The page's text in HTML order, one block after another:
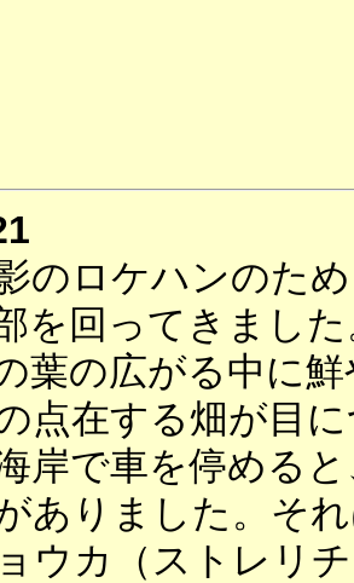
のロケハンのた
を回ってきまし
葉の広がる中に
点在する畑が目
岸で車を停める
ありました。そ
ウカ（ストレリ